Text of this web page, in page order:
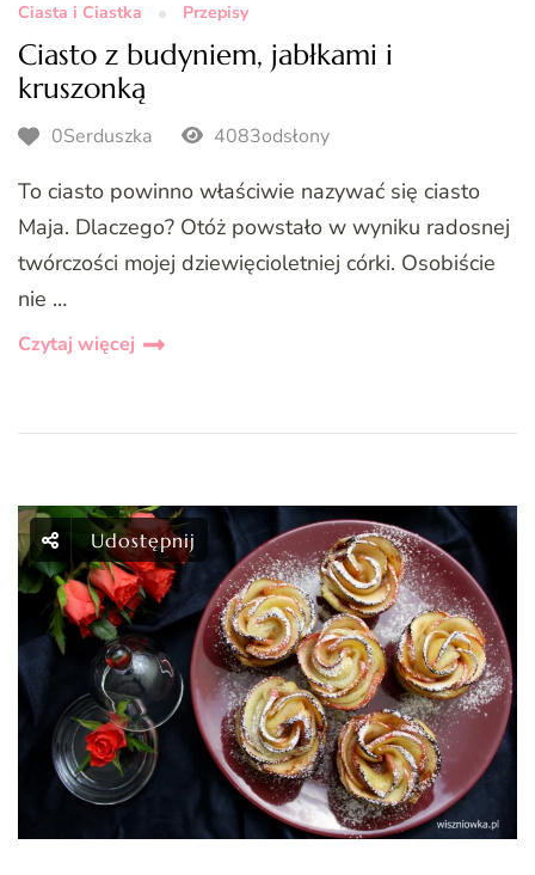
Ciasta i Ciastka Przepisy
Ciasto z budyniem, jabłkami i
kruszonką
0Serduszka 4083odsłony
To ciasto powinno właściwie nazywać się ciasto
Maja. Dlaczego? Otóż powstało w wyniku radosnej
twórczości mojej dziewięcioletniej córki. Osobiście
nie …
Czytaj więcej
Udostępnij